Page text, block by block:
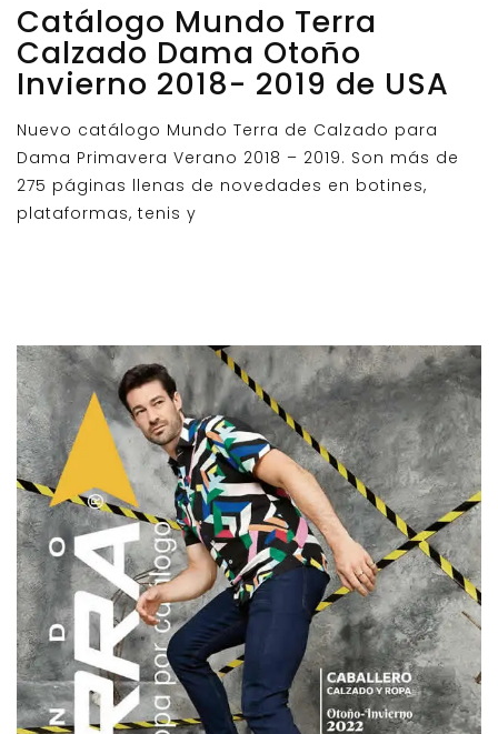
Catálogo Mundo Terra
Calzado Dama Otoño
Invierno 2018- 2019 de USA
Nuevo catálogo Mundo Terra de Calzado para
Dama Primavera Verano 2018 – 2019. Son más de
275 páginas llenas de novedades en botines,
plataformas, tenis y